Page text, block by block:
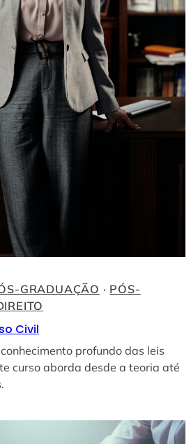
GRADUAÇÃO · PÓS-
Civil
profundo das leis
curso aborda desde a teoria até